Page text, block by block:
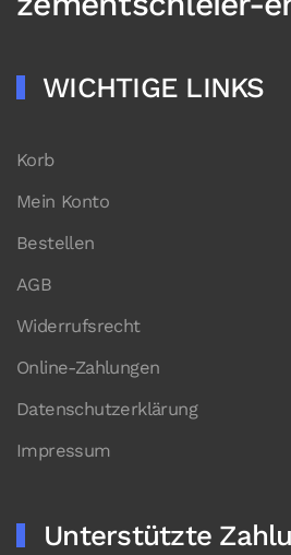
WICHTIGE LINKS
Korb
Mein Konto
Bestellen
AGB
Widerrufsrecht
Online-Zahlungen
Datenschutzerklärung
Impressum
Unterstützte